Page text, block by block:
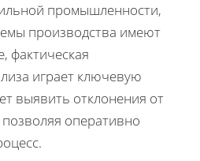
промышленности,
производства имеют
фактическая
играет ключевую
выявить отклонения от
оперативно